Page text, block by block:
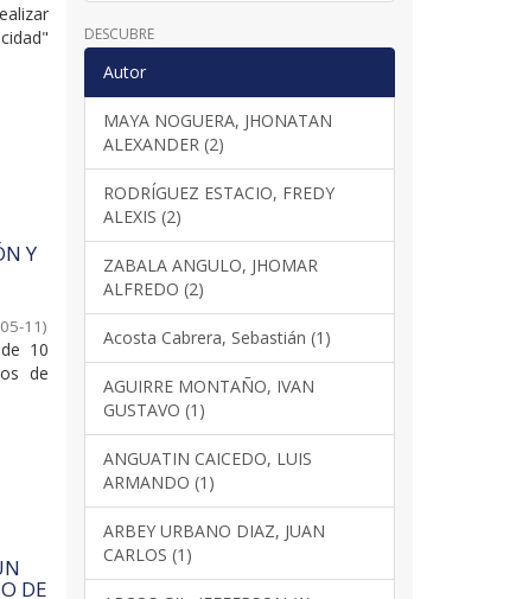
Y
11)
10
de
DE
DESCUBRE
Autor
MAYA NOGUERA, JHONATAN
ALEXANDER (2)
RODRÍGUEZ ESTACIO, FREDY
ALEXIS (2)
ZABALA ANGULO, JHOMAR
ALFREDO (2)
Acosta Cabrera, Sebastián (1)
AGUIRRE MONTAÑO, IVAN
GUSTAVO (1)
ANGUATIN CAICEDO, LUIS
ARMANDO (1)
ARBEY URBANO DIAZ, JUAN
CARLOS (1)